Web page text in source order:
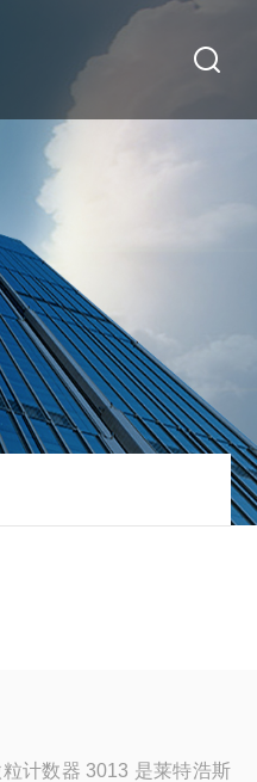
计数器 3013 是莱特浩斯